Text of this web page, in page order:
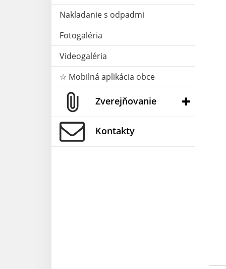
Nakladanie s odpadmi
Fotogaléria
Videogaléria
☆ Mobilná aplikácia obce
Zverejňovanie
Kontakty